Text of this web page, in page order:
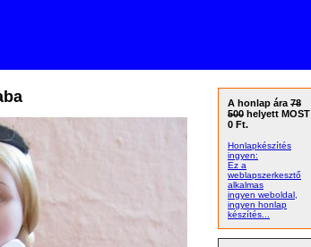
A honlap ára 78
500 helyett MOST
0 Ft.
Honlapkészítés
ingyen:
Ez a
weblapszerkesztő
alkalmas
ingyen weboldal,
ingyen honlap
készítés...